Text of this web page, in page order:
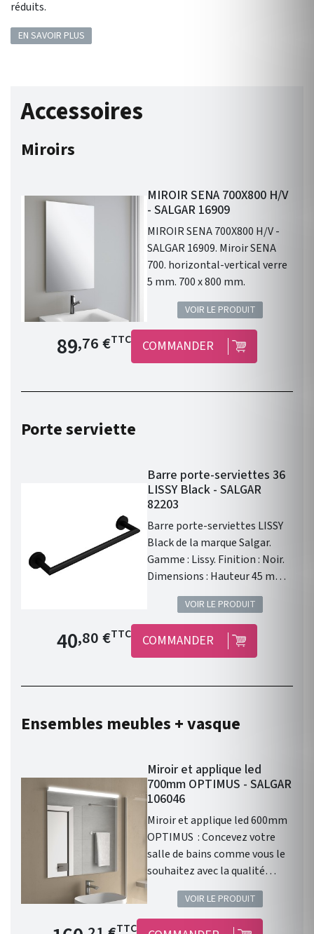
réduits.
EN SAVOIR PLUS
Accessoires
Miroirs
MIROIR SENA 700X800 H/V
- SALGAR 16909
MIROIR SENA 700X800 H/V -
SALGAR 16909. Miroir SENA
700. horizontal-vertical verre
5 mm. 700 x 800 mm.
VOIR LE PRODUIT
Prix de base
89,76 €TTC COMMANDER
Porte serviette
Barre porte-serviettes 36
LISSY Black - SALGAR
82203
Barre porte-serviettes LISSY
Black de la marque Salgar.
Gamme : Lissy. Finition : Noir.
Dimensions : Hauteur 45 mm /
Largeur 360 mm / Epaisseur 70
Laiton. Garantie 2 ans.
VOIR LE PRODUIT
Prix de base
40,80 €TTC COMMANDER
Ensembles meubles + vasque
Miroir et applique led
700mm OPTIMUS - SALGAR
106046
Miroir et applique led 600mm
OPTIMUS : Concevez votre
salle de bains comme vous le
souhaitez avec la qualité
Salgar ! Ensemble salle de
bain composé du miroir et
d'une applique led . Hauteur
VOIR LE PRODUIT
Prix de base TTC